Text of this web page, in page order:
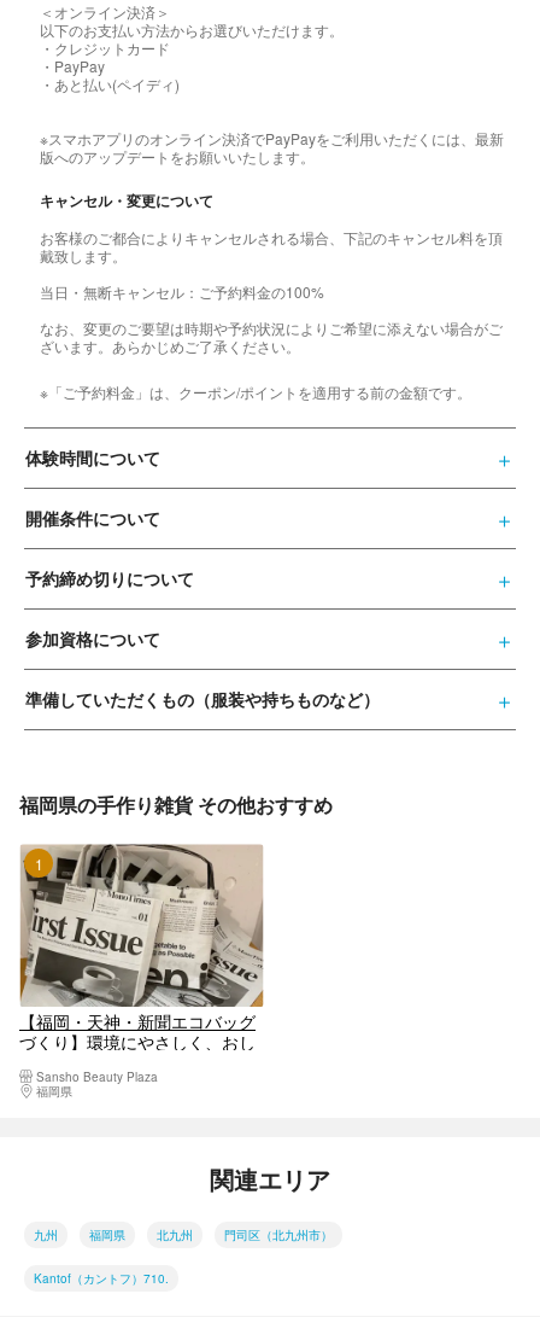
＜オンライン決済＞
以下のお支払い方法からお選びいただけます。
・クレジットカード
・PayPay
・あと払い(ペイディ)
※スマホアプリのオンライン決済でPayPayをご利用いただくには、最新
版へのアップデートをお願いいたします。
キャンセル・変更について
お客様のご都合によりキャンセルされる場合、下記のキャンセル料を頂
戴致します。
当日・無断キャンセル：ご予約料金の100%
なお、変更のご要望は時期や予約状況によりご希望に添えない場合がご
ざいます。あらかじめご了承ください。
※「ご予約料金」は、クーポン/ポイントを適用する前の金額です。
体験時間について
開催条件について
予約締め切りについて
参加資格について
準備していただくもの（服装や持ちものなど）
福岡県の手作り雑貨 その他おすすめ
1位
【福岡・天神・新聞エコバッグ
づくり】環境にやさしく、おし
Sansho Beauty Plaza
福岡県
関連エリア
九州 福岡県 北九州 門司区（北九州市）
Kantof（カントフ）710.